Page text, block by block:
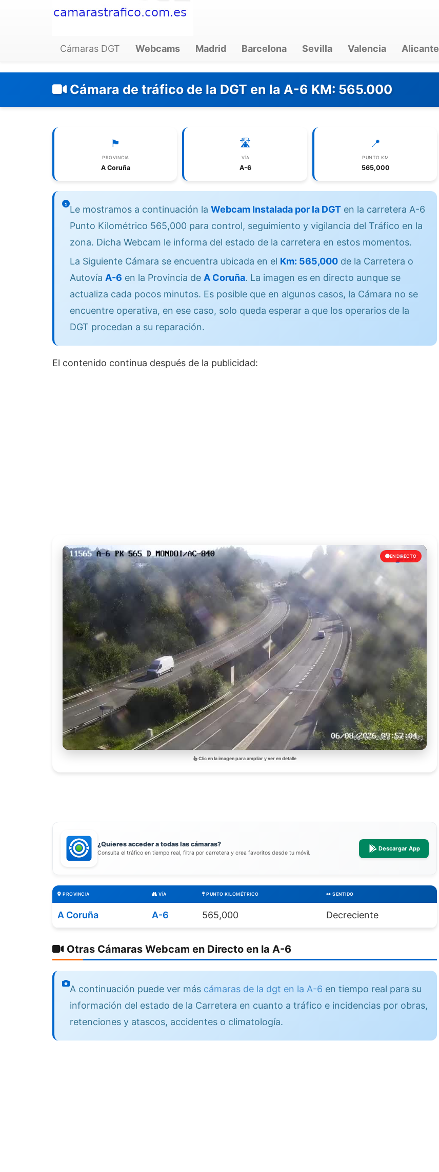
Cámaras DGT Webcams Madrid Barcelona Sevilla Valencia Alicante
Cámara de tráfico de la DGT en la A-6 KM: 565.000
🏴
PROVINCIA
A Coruña
🛣️
VÍA
A-6
📍
PUNTO KM
565,000
Le mostramos a continuación la Webcam Instalada por la DGT en la carretera A-6
Punto Kilométrico 565,000 para control, seguimiento y vigilancia del Tráfico en la
zona. Dicha Webcam le informa del estado de la carretera en estos momentos.
La Siguiente Cámara se encuentra ubicada en el Km: 565,000 de la Carretera o
Autovía A-6 en la Provincia de A Coruña. La imagen es en directo aunque se
actualiza cada pocos minutos. Es posible que en algunos casos, la Cámara no se
encuentre operativa, en ese caso, solo queda esperar a que los operarios de la
DGT procedan a su reparación.
El contenido continua después de la publicidad:
EN DIRECTO
Clic en la imagen para ampliar y ver en detalle
¿Quieres acceder a todas las cámaras?
Consulta el tráfico en tiempo real, filtra por carretera y crea favoritos desde tu móvil.
Descargar App
PROVINCIA VÍA PUNTO KILOMÉTRICO SENTIDO
A Coruña A-6 565,000 Decreciente
Otras Cámaras Webcam en Directo en la A-6
A continuación puede ver más cámaras de la dgt en la A-6 en tiempo real para su
información del estado de la Carretera en cuanto a tráfico e incidencias por obras,
retenciones y atascos, accidentes o climatología.